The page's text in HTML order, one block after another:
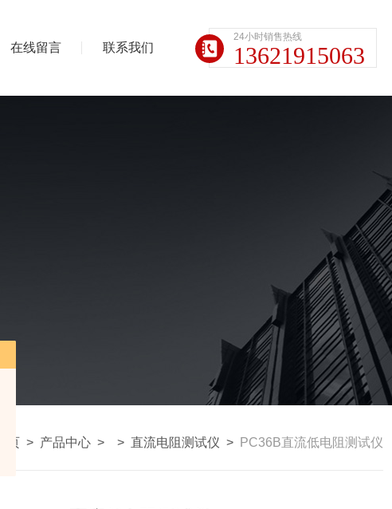
在线留言 联系我们
24小时销售热线
13621915063
首页 > 产品中心 > > 直流电阻测试仪 > PC36B直流低电阻测试仪